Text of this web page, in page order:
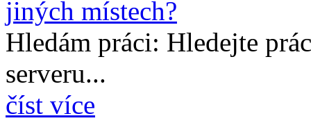
Hledám práci: Hledejte
serveru...
číst více